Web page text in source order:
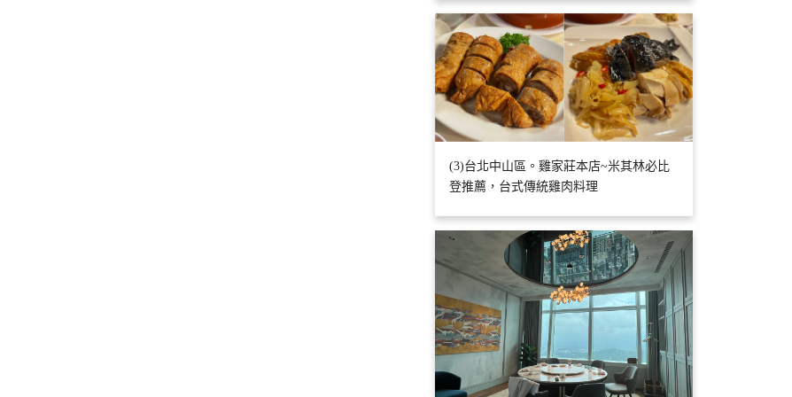
(3)台北中山區。雞家莊本店~米其林必比
登推薦，台式傳統雞肉料理